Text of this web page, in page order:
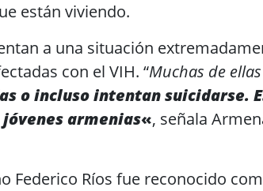
están viviendo.
a una situación
con el VIH. “Muchas de ellas
o incluso intentan suicidarse.
armenias«, señala
Federico Ríos fue reconocido